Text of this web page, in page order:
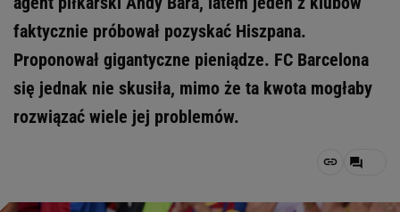
faktycznie próbował pozyskać Hiszpana.
Proponował gigantyczne pieniądze. FC Barcelona
się jednak nie skusiła, mimo że ta kwota mogłaby
rozwiązać wiele jej problemów.